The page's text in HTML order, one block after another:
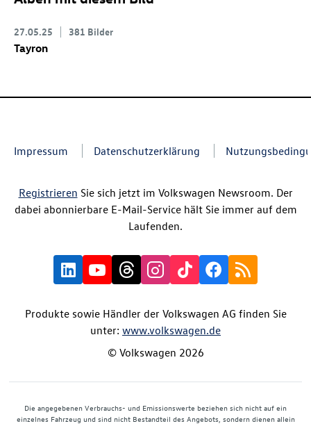
27.05.25 381 Bilder
Tayron
Impressum Datenschutzerklärung
Registrieren Sie sich jetzt im Volkswagen Newsroom. Der
dabei abonnierbare E-Mail-Service hält Sie immer auf dem
Laufenden.
Produkte sowie Händler der Volkswagen AG finden Sie
unter: www.volkswagen.de
© Volkswagen 2026
Die angegebenen Verbrauchs- und Emissionswerte beziehen sich nicht auf ein
einzelnes Fahrzeug und sind nicht Bestandteil des Angebots, sondern dienen allein